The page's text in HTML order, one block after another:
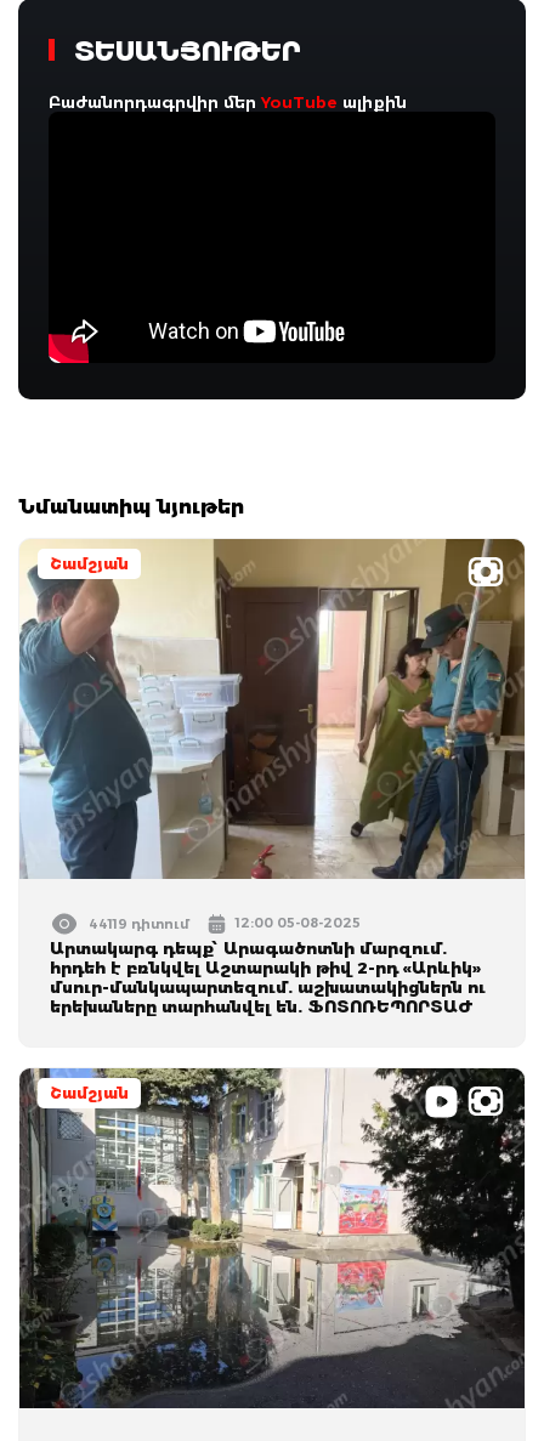
ՏԵՍԱՆՅՈՒԹԵՐ
Բաժանորդագրվիր մերYouTube ալիքին
Նմանատիպ նյութեր
Շամշյան
44119 դիտում 12:00 05-08-2025
Արտակարգ դեպք՝ Արագածոտնի մարզում.
հրդեհ է բռնկվել Աշտարակի թիվ 2-րդ «Արևիկ»
մսուր-մանկապարտեզում. աշխատակիցներն ու
երեխաները տարհանվել են. ՖՈՏՈՌԵՊՈՐՏԱԺ
Շամշյան